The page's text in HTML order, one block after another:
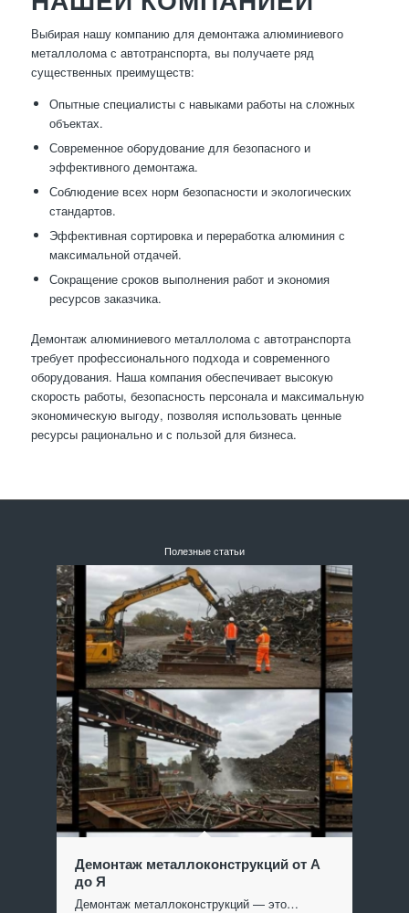
Выбирая нашу компанию для демонтажа алюминиевого
металлолома с автотранспорта, вы получаете ряд
существенных преимуществ:
Опытные специалисты с навыками работы на сложных
объектах.
Современное оборудование для безопасного и
эффективного демонтажа.
Соблюдение всех норм безопасности и экологических
стандартов.
Эффективная сортировка и переработка алюминия с
максимальной отдачей.
Сокращение сроков выполнения работ и экономия
ресурсов заказчика.
Демонтаж алюминиевого металлолома с автотранспорта
требует профессионального подхода и современного
оборудования. Наша компания обеспечивает высокую
скорость работы, безопасность персонала и максимальную
экономическую выгоду, позволяя использовать ценные
ресурсы рационально и с пользой для бизнеса.
Полезные статьи
Демонтаж металлоконструкций от А
до Я
Демонтаж металлоконструкций — это…